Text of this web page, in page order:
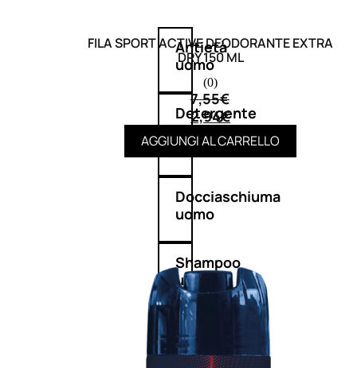
Antietà
uomo
Detergente
viso
uomo
Docciaschiuma
uomo
Shampoo
uomo
Dopobarba
FILA SPORT ACTIVE DEODORANTE EXTRA
DRY 150 ML
(0)
7,55€
2,94€
AGGIUNGI AL CARRELLO